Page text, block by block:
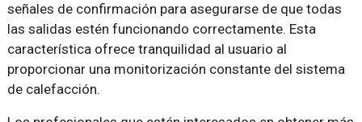
señales de confirmación para asegurarse de que todas
las salidas estén funcionando correctamente. Esta
característica ofrece tranquilidad al usuario al
proporcionar una monitorización constante del sistema
de calefacción.